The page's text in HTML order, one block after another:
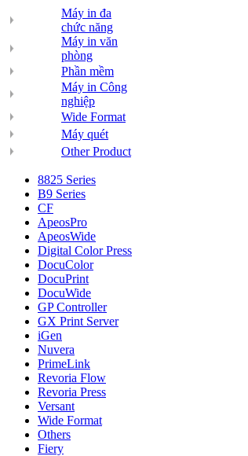
Máy in đa
chức năng
Máy in văn
phòng
Phần mềm
Máy in Công
nghiệp
Wide Format
Máy quét
Other Product
8825 Series
B9 Series
CF
ApeosPro
ApeosWide
Digital Color Press
DocuColor
DocuPrint
DocuWide
GP Controller
GX Print Server
iGen
Nuvera
PrimeLink
Revoria Flow
Revoria Press
Versant
Wide Format
Others
Fiery